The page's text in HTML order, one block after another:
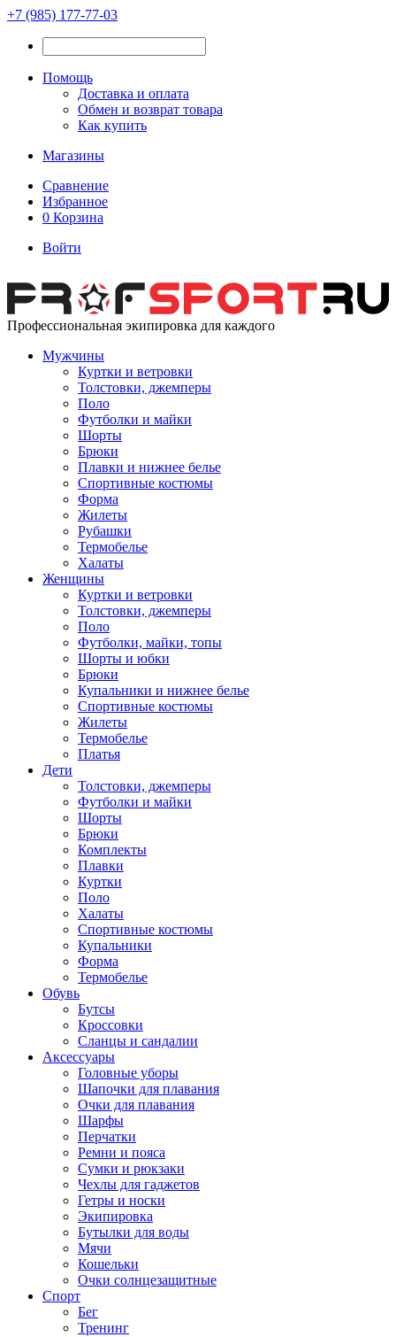
+7 (985) 177-77-03
Помощь
Доставка и оплата
Обмен и возврат товара
Как купить
Магазины
Сравнение
Избранное
0 Корзина
Войти
Профессиональная экипировка для каждого
Мужчины
Куртки и ветровки
Толстовки, джемперы
Поло
Футболки и майки
Шорты
Брюки
Плавки и нижнее белье
Спортивные костюмы
Форма
Жилеты
Рубашки
Термобелье
Халаты
Женщины
Куртки и ветровки
Толстовки, джемперы
Поло
Футболки, майки, топы
Шорты и юбки
Брюки
Купальники и нижнее белье
Спортивные костюмы
Жилеты
Термобелье
Платья
Дети
Толстовки, джемперы
Футболки и майки
Шорты
Брюки
Комплекты
Плавки
Куртки
Поло
Халаты
Спортивные костюмы
Купальники
Форма
Термобелье
Обувь
Бутсы
Кроссовки
Сланцы и сандалии
Аксессуары
Головные уборы
Шапочки для плавания
Очки для плавания
Шарфы
Перчатки
Ремни и пояса
Сумки и рюкзаки
Чехлы для гаджетов
Гетры и носки
Экипировка
Бутылки для воды
Мячи
Кошельки
Очки солнцезащитные
Спорт
Бег
Тренинг